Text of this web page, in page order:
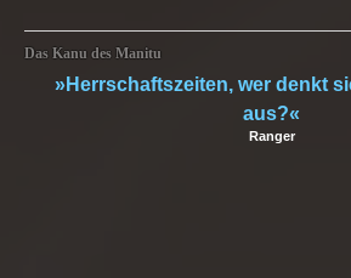
Das Kanu des Manitu
»Herrschaftszeiten, wer denkt
aus?«
Ranger